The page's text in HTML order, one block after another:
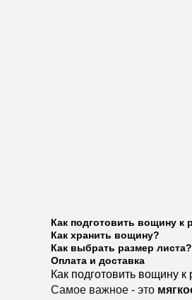
Как подготовить вощину к
Как хранить вощину?
Как выбрать размер листа?
Оплата и доставка
Как подготовить вощину
Самое важное - это